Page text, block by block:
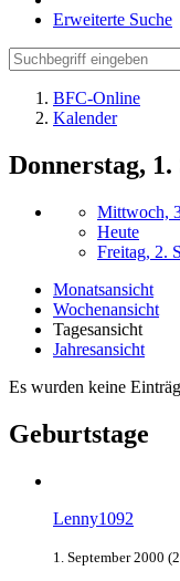
Erweiterte Suche
BFC-Online
Kalender
Donnerstag, 1.
Mittwoch,
Heute
Freitag, 2.
Monatsansicht
Wochenansicht
Tagesansicht
Jahresansicht
Es wurden keine
Geburtstage
Lenny1092
1. September 2000